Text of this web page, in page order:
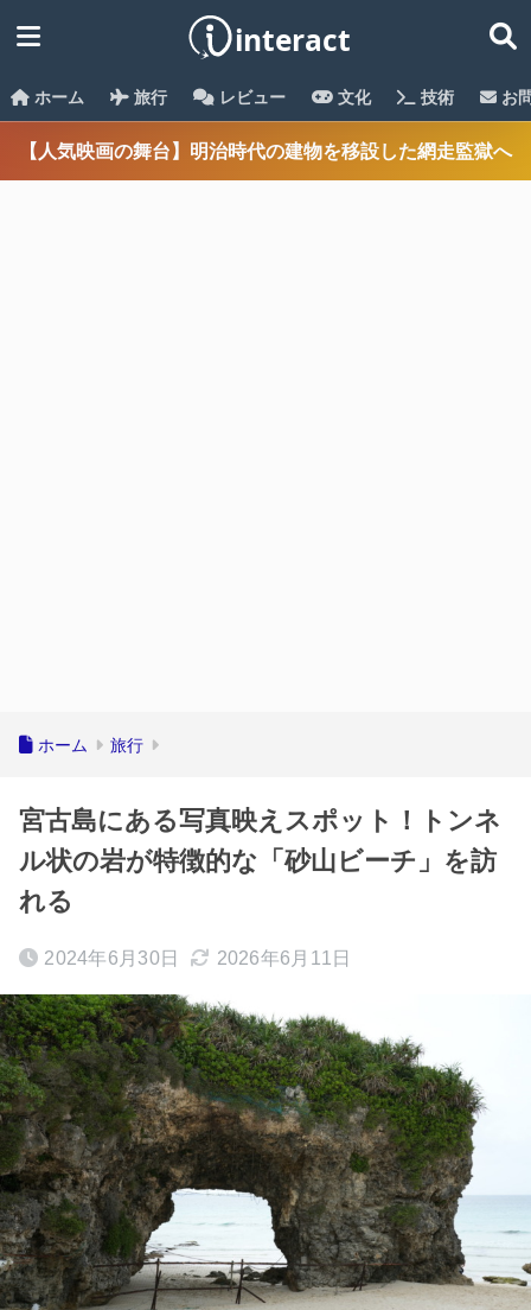
ホーム 旅行 レビュー 文化 技術 お
【人気映画の舞台】明治時代の建物を移設した網走監獄へ
ホーム 旅行
宮古島にある写真映えスポット！トンネ
ル状の岩が特徴的な「砂山ビーチ」を訪
れる
2024年6月30日 2026年6月11日